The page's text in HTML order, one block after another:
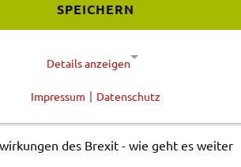
des Brexit - wie geht es weiter
SPEICHERN
Details anzeigen
benötigt.
Impressum | Datenschutz